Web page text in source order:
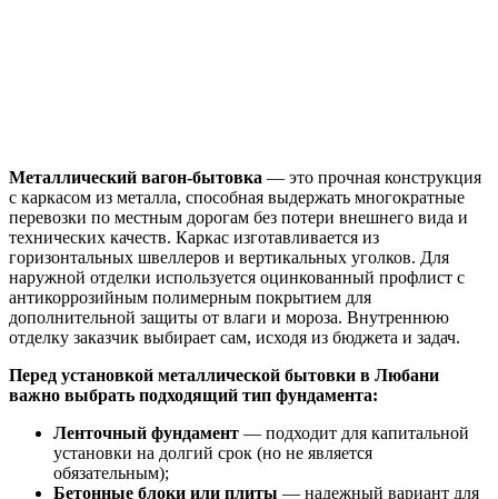
Металлический вагон-бытовка — это прочная конструкция
с каркасом из металла, способная выдержать многократные
перевозки по местным дорогам без потери внешнего вида и
технических качеств. Каркас изготавливается из
горизонтальных швеллеров и вертикальных уголков. Для
наружной отделки используется оцинкованный профлист с
антикоррозийным полимерным покрытием для
дополнительной защиты от влаги и мороза. Внутреннюю
отделку заказчик выбирает сам, исходя из бюджета и задач.
Перед установкой металлической бытовки в Любани
важно выбрать подходящий тип фундамента:
Ленточный фундамент — подходит для капитальной
установки на долгий срок (но не является
обязательным);
Бетонные блоки или плиты — надежный вариант для